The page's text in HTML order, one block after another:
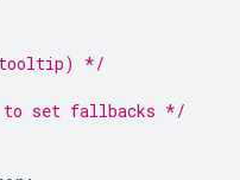
*/
to set fallbacks */